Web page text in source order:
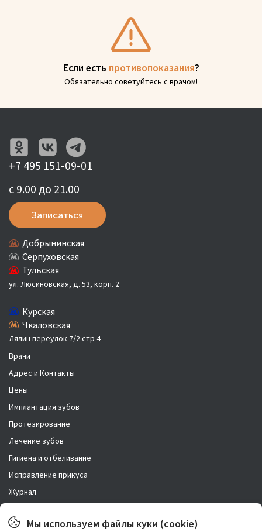
Если есть противопоказания?
Обязательно советуйтесь с врачом!
Врачи
Адрес и Контакты
Цены
Имплантация зубов
Протезирование
Лечение зубов
Гигиена и отбеливание
Исправление прикуса
Журнал
Правовая информация
+7 495 151-09-01
с 9.00 до 21.00
Записаться
Добрынинская
Серпуховская
Тульская
ул. Люсиновская, д. 53, корп. 2
Курская
Чкаловская
Лялин переулок 7/2 стр 4
Мы используем файлы куки (cookie)